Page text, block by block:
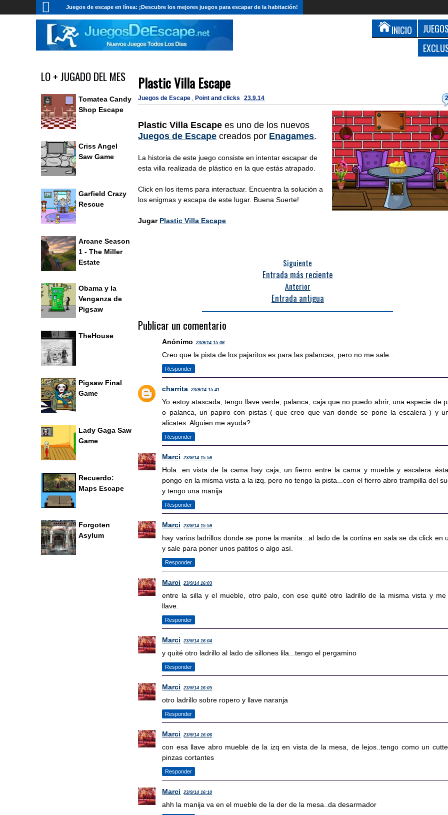
Juegos de escape en línea: ¡Descubre los mejores juegos para escapar de la habitación!
INICIO
Plastic Villa Escape
Juegos de Escape , Point and clicks 23.9.14
Plastic Villa Escape es uno de los nuevos
Juegos de Escape creados por Enagames.
La historia de este juego consiste en intentar escapar de
esta villa realizada de plástico en la que estás atrapado.
Click en los items para interactuar. Encuentra la solución a
los enigmas y escapa de este lugar. Buena Suerte!
Jugar Plastic Villa Escape
Siguiente
Entrada más reciente
Anterior
Entrada antigua
Publicar un comentario
Anónimo 23/9/14 15:06
Creo que la pista de los pajaritos es para las palancas, pero no me sale...
Responder
charrita 23/9/14 15:41
Yo estoy atascada, tengo llave verde, palanca, caja que no puedo abrir, una especie de
o palanca, un papiro con pistas ( que creo que van donde se pone la escalera ) y
alicates. Alguien me ayuda?
Responder
Marci 23/9/14 15:56
Hola. en vista de la cama hay caja, un fierro entre la cama y mueble y
pongo en la misma vista a la izq. pero no tengo la pista...con el fierro abro trampilla del
y tengo una manija
Responder
Marci 23/9/14 15:59
hay varios ladrillos donde se pone la manita...al lado de la cortina en sala se da click en
y sale para poner unos patitos o algo así.
Responder
Marci 23/9/14 16:03
entre la silla y el mueble, otro palo, con ese quité otro ladrillo de la misma vista y me
llave.
Responder
Marci 23/9/14 16:04
y quité otro ladrillo al lado de sillones lila...tengo el pergamino
Responder
Marci 23/9/14 16:05
otro ladrillo sobre ropero y llave naranja
Responder
Marci 23/9/14 16:06
con esa llave abro mueble de la izq en vista de la mesa, de lejos..tengo como un
pinzas cortantes
Responder
Marci 23/9/14 16:10
ahh la manija va en el mueble de la der de la mesa..da desarmador
LO + JUGADO DEL MES
Tomatea Candy
Shop Escape
Criss Angel
Saw Game
Garfield Crazy
Rescue
Arcane Season
1 - The Miller
Estate
Obama y la
Venganza de
Pigsaw
TheHouse
Pigsaw Final
Game
Lady Gaga Saw
Game
Recuerdo:
Maps Escape
Forgoten
Asylum